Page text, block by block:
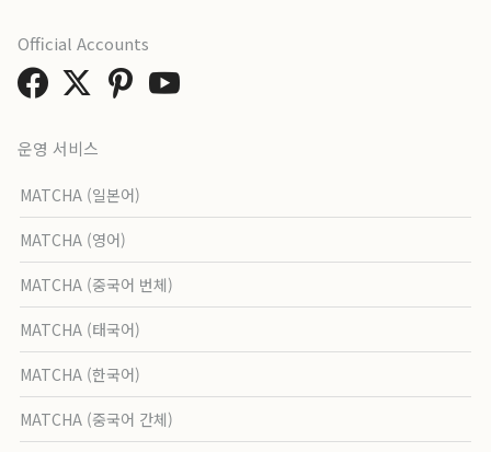
운영 서비스
MATCHA (일본어)
MATCHA (영어)
MATCHA (중국어 번체)
MATCHA (태국어)
MATCHA (한국어)
MATCHA (중국어 간체)
Official Accounts